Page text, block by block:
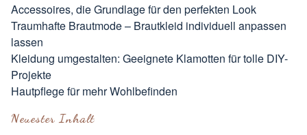
Accessoires, die Grundlage für den perfekten Look
Traumhafte Brautmode – Brautkleid individuell anpassen
lassen
Kleidung umgestalten: Geeignete Klamotten für tolle DIY-
Projekte
Hautpflege für mehr Wohlbefinden
Neuester Inhalt